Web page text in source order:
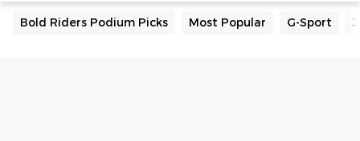
Bold Riders Podium Picks Most Popular G-Sport